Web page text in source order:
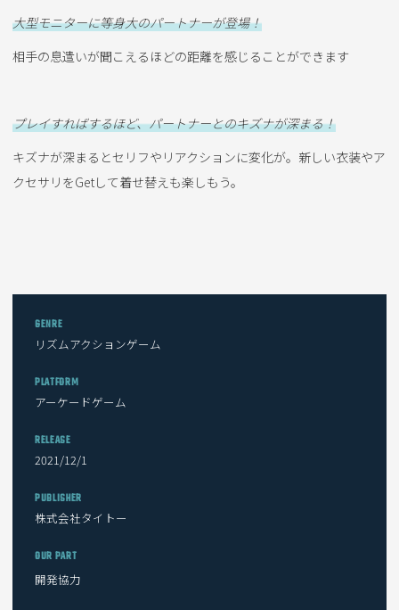
大型モニターに等身大のパートナーが登場！
相手の息遣いが聞こえるほどの距離を感じることができます
プレイすればするほど、パートナーとのキズナが深まる！
キズナが深まるとセリフやリアクションに変化が。新しい衣装やア
クセサリをGetして着せ替えも楽しもう。
GENRE
リズムアクションゲーム
PLATFORM
アーケードゲーム
RELEASE
2021/12/1
PUBLISHER
株式会社タイトー
OUR PART
開発協力